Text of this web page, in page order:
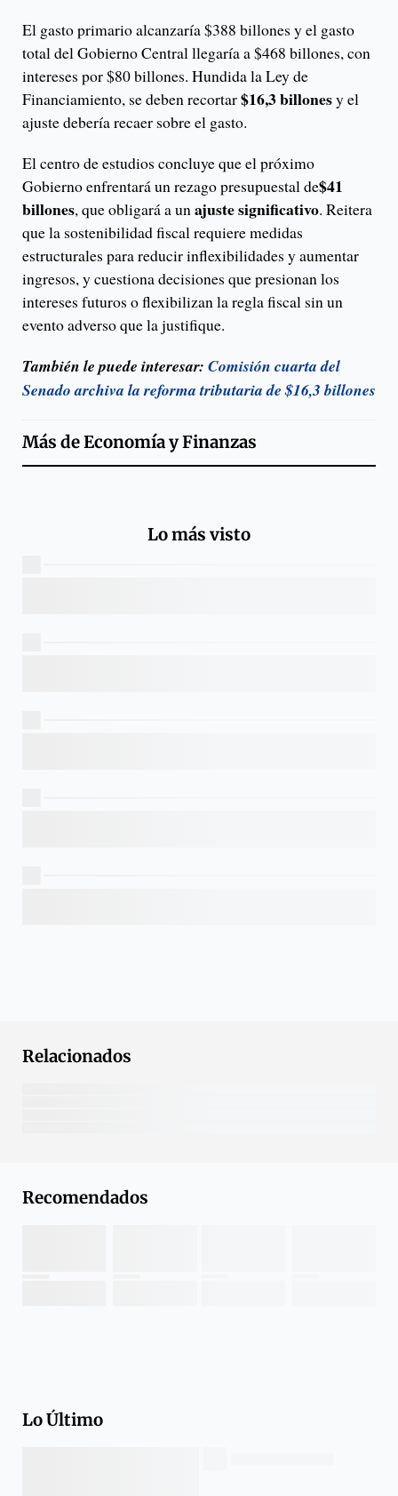
El gasto primario alcanzaría $388 billones y el gasto
total del Gobierno Central llegaría a $468 billones, con
intereses por $80 billones. Hundida la Ley de
Financiamiento, se deben recortar$16,3 billonesy el
ajuste debería recaer sobre el gasto.
El centro de estudios concluye que el próximo
Gobierno enfrentará un rezago presupuestal de$41
billones, que obligará a unajuste significativo. Reitera
que la sostenibilidad fiscal requiere medidas
estructurales para reducir inflexibilidades y aumentar
ingresos, y cuestiona decisiones que presionan los
intereses futuros o flexibilizan la regla fiscal sin un
evento adverso que la justifique.
También le puede interesar: Comisión cuarta del
Senado archiva la reforma tributaria de $16,3 billones
Más deEconomía y Finanzas
Lo más visto
Relacionados
Recomendados
Lo Último